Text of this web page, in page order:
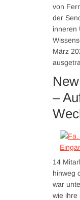
von
der
inneren
März
–
14
hinweg
war
wie ihre